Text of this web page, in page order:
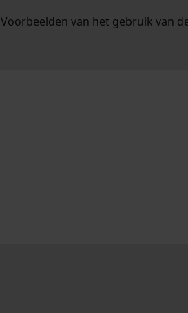
Voorbeelden van het gebruik van